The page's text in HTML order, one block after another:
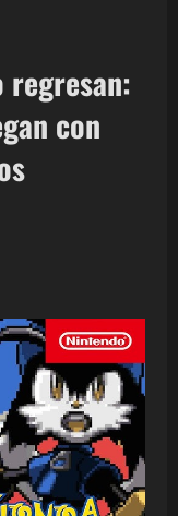
regresan:
con